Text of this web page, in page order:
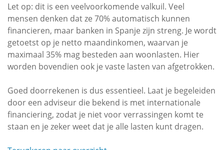
Let op: dit is een veelvoorkomende valkuil. Veel
mensen denken dat ze 70% automatisch kunnen
financieren, maar banken in Spanje zijn streng. Je wordt
getoetst op je netto maandinkomen, waarvan je
maximaal 35% mag besteden aan woonlasten. Hier
worden bovendien ook je vaste lasten van afgetrokken.
Goed doorrekenen is dus essentieel. Laat je begeleiden
door een adviseur die bekend is met internationale
financiering, zodat je niet voor verrassingen komt te
staan en je zeker weet dat je alle lasten kunt dragen.